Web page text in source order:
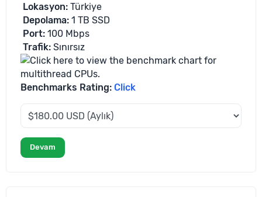
Lokasyon: Türkiye
Depolama: 1 TB SSD
Port: 100 Mbps
Trafik: Sınırsız
Benchmarks Rating:Click
Devam